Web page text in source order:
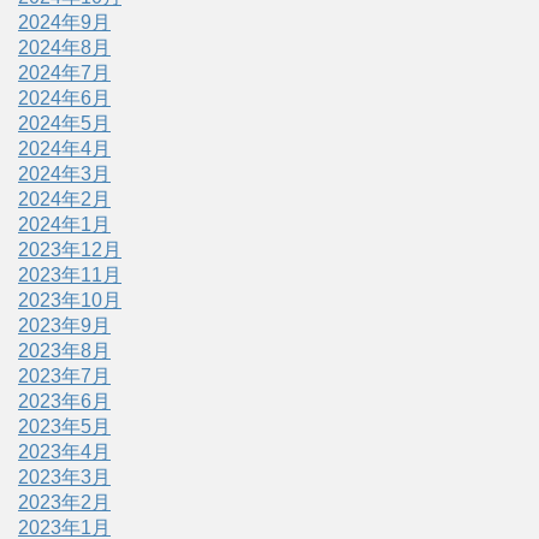
2024年9月
2024年8月
2024年7月
2024年6月
2024年5月
2024年4月
2024年3月
2024年2月
2024年1月
2023年12月
2023年11月
2023年10月
2023年9月
2023年8月
2023年7月
2023年6月
2023年5月
2023年4月
2023年3月
2023年2月
2023年1月